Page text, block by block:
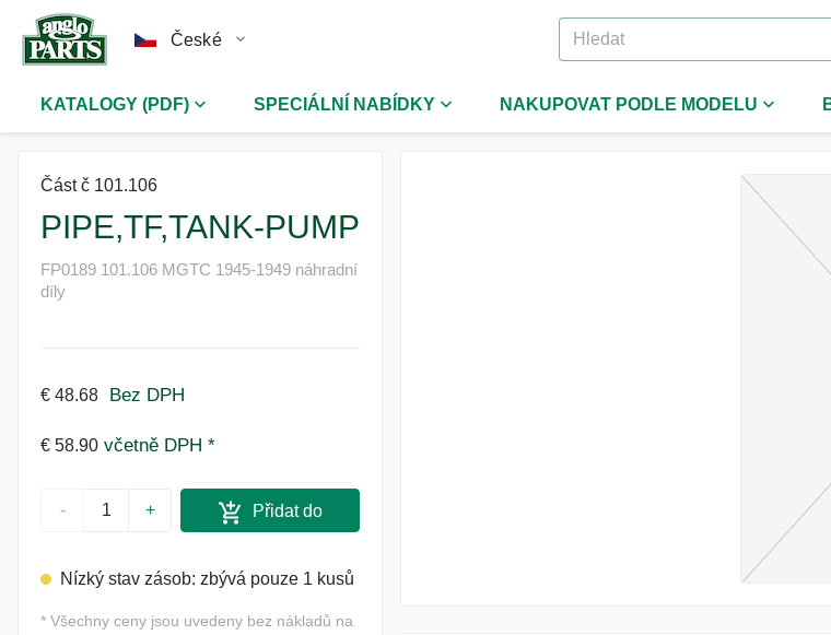
České
KATALOGY (PDF) SPECIÁLNÍ NABÍDKY NAKUPOVAT PODLE MODELU
Část č 101.106
PIPE,TF,TANK-PUMP
FP0189 101.106 MGTC 1945-1949 náhradní
díly
€ 48.68 Bez DPH
€ 58.90 včetně DPH *
- +
Přidat do
Nízký stav zásob: zbývá pouze 1 kusů
* Všechny ceny jsou uvedeny bez nákladů na